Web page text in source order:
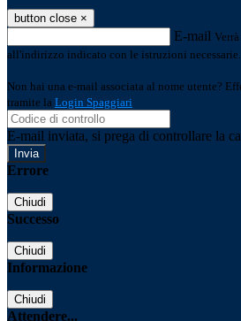
button close ×
E-mail
all'indirizzo indicato con le istruzioni necessarie.
Non hai una e-mail associata al nome utente?
tramite la Login Spaggiari
E-mail inviata, si prega di controllare la
Errore
Chiudi
Successo
Chiudi
Informazione
Chiudi
Attendere...